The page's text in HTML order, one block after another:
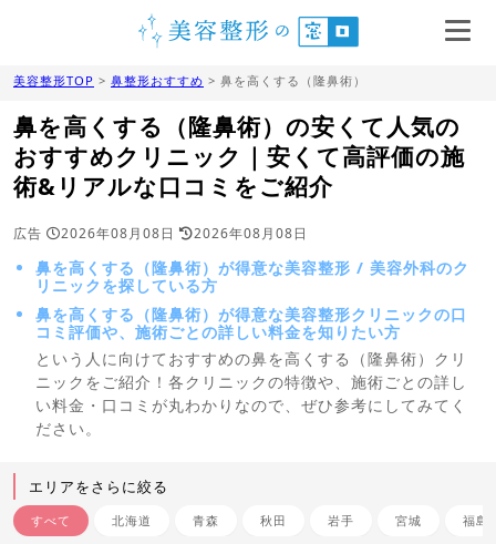
美容整形TOP > 鼻整形おすすめ > 鼻を高くする（隆鼻術）
鼻を高くする（隆鼻術）の安くて人気の
おすすめクリニック｜安くて高評価の施
術&リアルな口コミをご紹介
広告 2026年08月08日 2026年08月08日
鼻を高くする（隆鼻術）が得意な美容整形 / 美容外科のク
リニックを探している方
鼻を高くする（隆鼻術）が得意な美容整形クリニックの口
コミ評価や、施術ごとの詳しい料金を知りたい方
という人に向けておすすめの鼻を高くする（隆鼻術）クリ
ニックをご紹介！各クリニックの特徴や、施術ごとの詳し
い料金・口コミが丸わかりなので、ぜひ参考にしてみてく
ださい。
エリアをさらに絞る
すべて 北海道 青森 秋田 岩手 宮城 福島